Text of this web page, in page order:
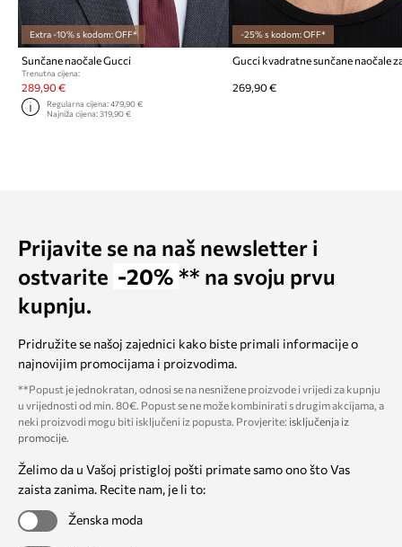
Extra -10% s kodom: OFF*
Sunčane naočale Gucci
Trenutna cijena:
289,90 €
Regularna cijena:479,90 €
Najniža cijena:319,90 €
-25% s kodom: OFF*
269,90 €
Prijavite se na naš newsletter i
ostvarite -20% ** na svoju prvu
kupnju.
Pridružite se našoj zajednici kako biste primali informacije o
najnovijim promocijama i proizvodima.
**Popust je jednokratan, odnosi se na nesnižene proizvode i vrijedi za kupnju
u vrijednosti od min. 80€. Popust se ne može kombinirati s drugim akcijama, a
neki proizvodi mogu biti isključeni iz popusta. Provjerite: isključenja iz
promocije.
Želimo da u Vašoj pristigloj pošti primate samo ono što Vas
zaista zanima. Recite nam, je li to:
Ženska moda